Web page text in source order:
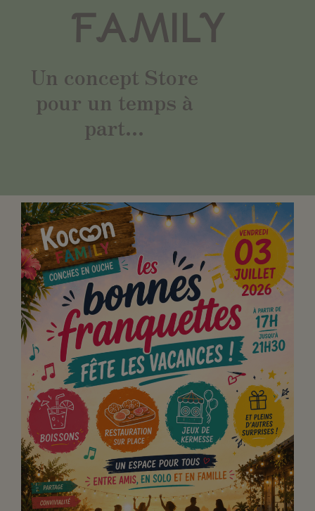
FAMILY
Un concept Store
pour un temps à
part...